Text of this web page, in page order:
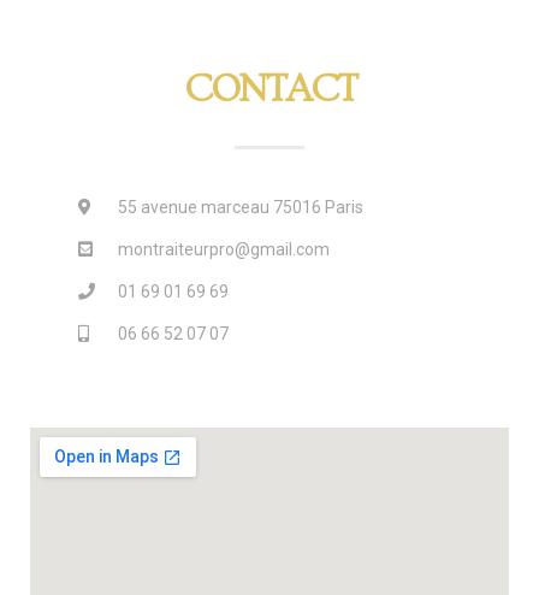
CONTACT
55 avenue marceau 75016 Paris
montraiteurpro@gmail.com
01 69 01 69 69
06 66 52 07 07